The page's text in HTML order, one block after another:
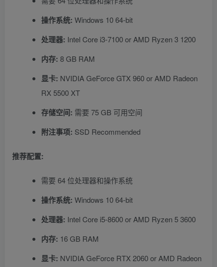
操作系统: Windows 10 64-bit
处理器: Intel Core i3-7100 or AMD Ryzen 3 1200
内存: 8 GB RAM
显卡: NVIDIA GeForce GTX 960 or AMD Radeon
RX 5500 XT
存储空间: 需要 75 GB 可用空间
附注事项: SSD Recommended
推荐配置:
需要 64 位处理器和操作系统
操作系统: Windows 10 64-bit
处理器: Intel Core i5-8600 or AMD Ryzen 5 3600
内存: 16 GB RAM
显卡: NVIDIA GeForce RTX 2060 or AMD Radeon